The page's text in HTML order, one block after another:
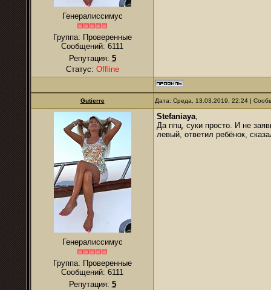
Генералиссимус
Группа: Проверенные
Сообщений: 6111
Репутация: 5
Статус: Offline
Gutierre Дата: Среда, 13.03.2019, 22:24 |
Генералиссимус
Группа: Проверенные
Сообщений: 6111
Репутация: 5
Stefaniaya,
Да ппц, суки просто. И не
левый, ответил ребёнок,